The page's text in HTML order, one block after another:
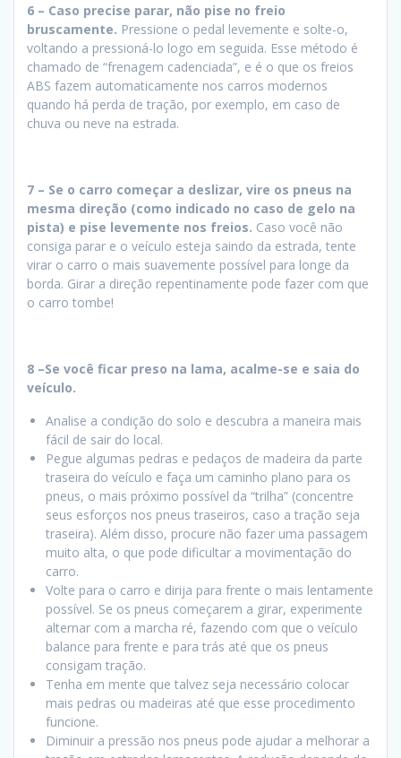
6 – Caso precise parar, não pise no freio
bruscamente. Pressione o pedal levemente e solte-o,
voltando a pressioná-lo logo em seguida. Esse método é
chamado de “frenagem cadenciada”, e é o que os freios
ABS fazem automaticamente nos carros modernos
quando há perda de tração, por exemplo, em caso de
chuva ou neve na estrada.
7 – Se o carro começar a deslizar, vire os pneus na
mesma direção (como indicado no caso de gelo na
pista) e pise levemente nos freios. Caso você não
consiga parar e o veículo esteja saindo da estrada, tente
virar o carro o mais suavemente possível para longe da
borda. Girar a direção repentinamente pode fazer com que
o carro tombe!
8 –Se você ficar preso na lama, acalme-se e saia do
veículo.
Analise a condição do solo e descubra a maneira mais
fácil de sair do local.
Pegue algumas pedras e pedaços de madeira da parte
traseira do veículo e faça um caminho plano para os
pneus, o mais próximo possível da “trilha” (concentre
seus esforços nos pneus traseiros, caso a tração seja
traseira). Além disso, procure não fazer uma passagem
muito alta, o que pode dificultar a movimentação do
carro.
Volte para o carro e dirija para frente o mais lentamente
possível. Se os pneus começarem a girar, experimente
alternar com a marcha ré, fazendo com que o veículo
balance para frente e para trás até que os pneus
consigam tração.
Tenha em mente que talvez seja necessário colocar
mais pedras ou madeiras até que esse procedimento
funcione.
Diminuir a pressão nos pneus pode ajudar a melhorar a